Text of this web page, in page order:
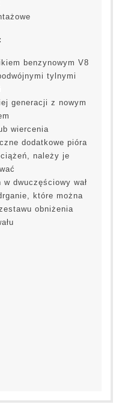
benzynowym V8
tylnymi
generacji z nowym
wiercenia
dodatkowe pióra
należy je
dwuczęściowy wał
które można
obniżenia